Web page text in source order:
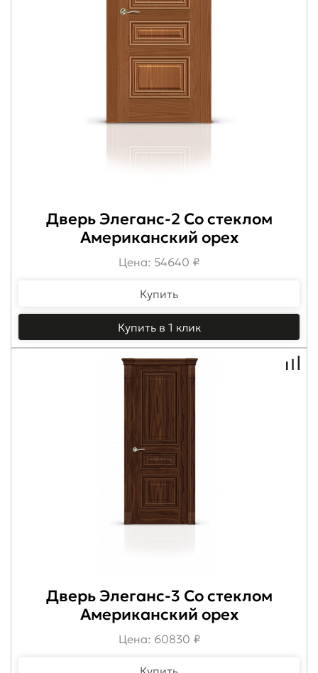
Дверь Элеганс-2 Со стеклом
Американский орех
Цена: 54640 ₽
Купить
Купить в 1 клик
Дверь Элеганс-3 Со стеклом
Американский орех
Цена: 60830 ₽